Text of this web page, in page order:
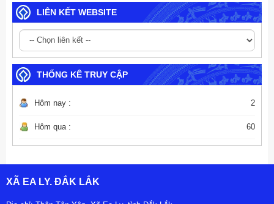
LIÊN KẾT WEBSITE
THỐNG KÊ TRUY CẬP
Hôm nay : 2
Hôm qua : 60
XÃ EA LY. ĐẮK LẮK